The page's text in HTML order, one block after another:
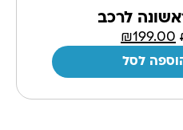
לרכב
₪199.00
לסל